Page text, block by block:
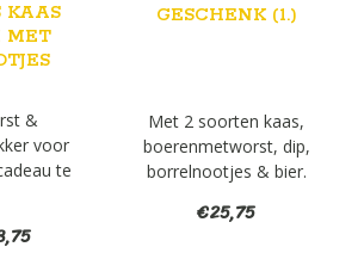
KAAS
MET
&
voor
te
Prijsklasse:
GESCHENK (1.)
Met 2 soorten kaas,
boerenmetworst, dip,
borrelnootjes & bier.
€25,75